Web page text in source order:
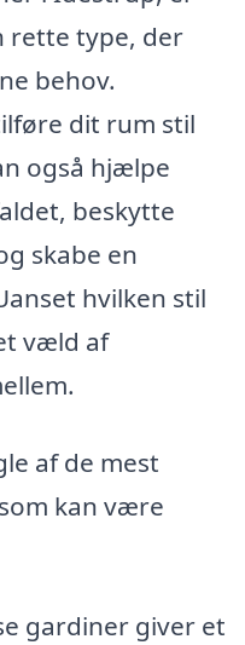
rette type, der
behov.
dit rum stil
også hjælpe
beskytte
skabe en
hvilken stil
væld af
af de mest
kan være
gardiner giver et